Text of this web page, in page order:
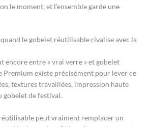
le moment, et l’ensemble garde une
le gobelet réutilisable rivalise avec la
encore entre « vrai verre » et gobelet
Premium existe précisément pour lever ce
textures travaillées, impression haute
gobelet de festival.
peut vraiment remplacer un